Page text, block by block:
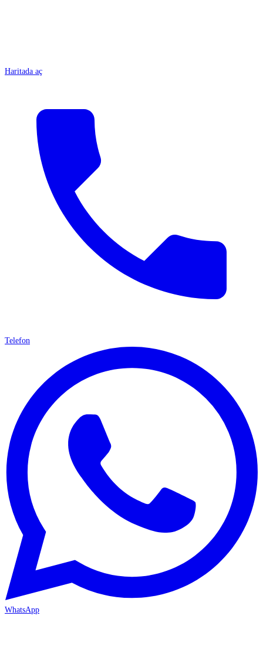
Haritada aç
Telefon
WhatsApp